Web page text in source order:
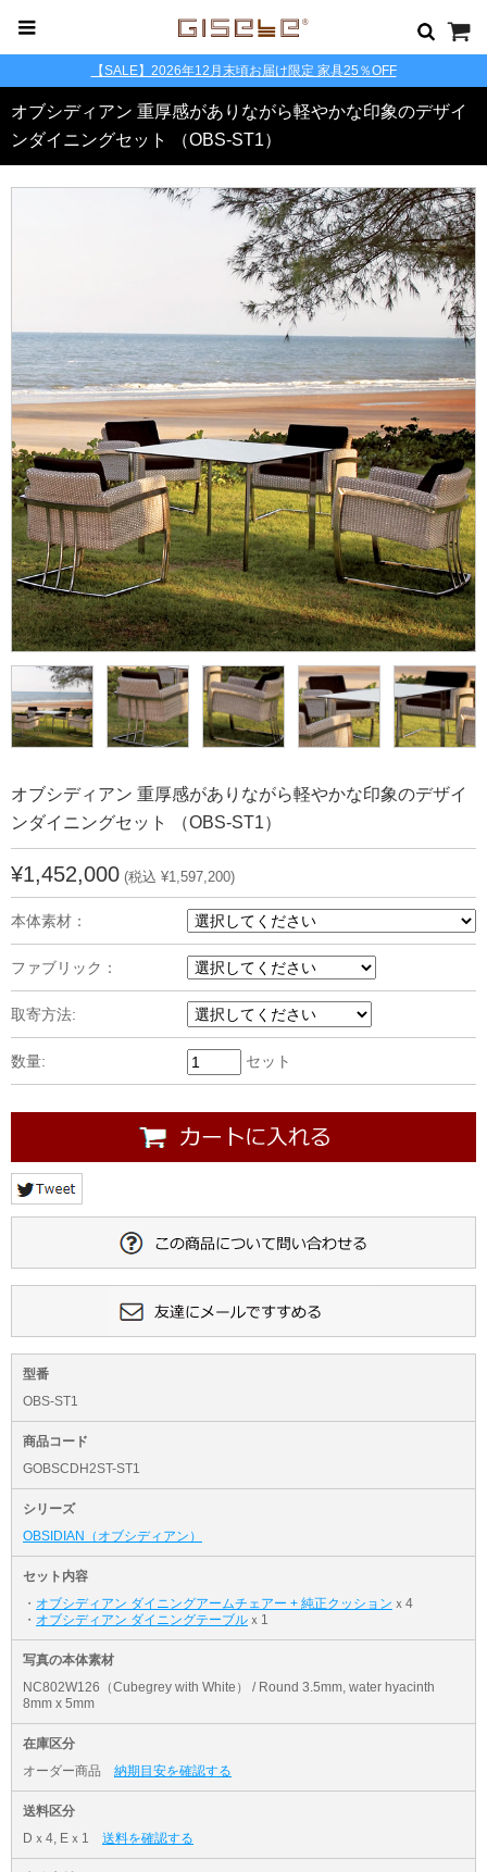
【SALE】2026年12月末頃お届け限定 家具25％OFF
オブシディアン 重厚感がありながら軽やかな印象のデザイ
ンダイニングセット （OBS-ST1）
オブシディアン 重厚感がありながら軽やかな印象のデザイ
ンダイニングセット （OBS-ST1）
¥1,452,000 (税込 ¥1,597,200)
本体素材：
ファブリック：
取寄方法:
数量: セット
型番
OBS-ST1
商品コード
GOBSCDH2ST-ST1
シリーズ
OBSIDIAN（オブシディアン）
セット内容
・ オブシディアン ダイニングアームチェアー + 純正クッション ｘ4
・ オブシディアン ダイニングテーブル ｘ1
写真の本体素材
NC802W126（Cubegrey with White） / Round 3.5mm, water hyacinth
8mm x 5mm
在庫区分
オーダー商品 納期目安を確認する
送料区分
Dｘ4, Eｘ1 送料を確認する